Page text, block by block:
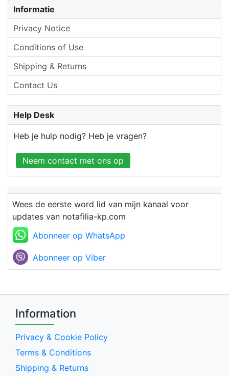
Informatie
Privacy Notice
Conditions of Use
Shipping & Returns
Contact Us
Help Desk
Heb je hulp nodig? Heb je vragen?
Neem contact met ons op
Wees de eerste word lid van mijn kanaal voor
updates van notafilia-kp.com
Abonneer op WhatsApp
Abonneer op Viber
Information
Privacy & Cookie Policy
Terms & Conditions
Shipping & Returns